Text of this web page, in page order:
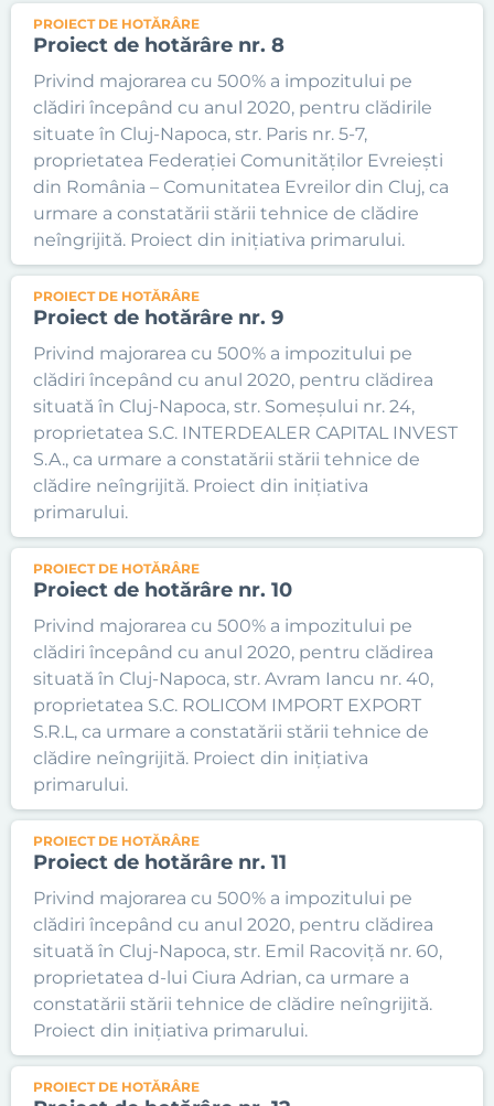
PROIECT DE HOTĂRÂRE
Proiect de hotărâre nr. 8
Privind majorarea cu 500% a impozitului pe
clădiri începând cu anul 2020, pentru clădirile
situate în Cluj-Napoca, str. Paris nr. 5-7,
proprietatea Federației Comunităților Evreiești
din România – Comunitatea Evreilor din Cluj, ca
urmare a constatării stării tehnice de clădire
neîngrijită. Proiect din inițiativa primarului.
PROIECT DE HOTĂRÂRE
Proiect de hotărâre nr. 9
Privind majorarea cu 500% a impozitului pe
clădiri începând cu anul 2020, pentru clădirea
situată în Cluj-Napoca, str. Someșului nr. 24,
proprietatea S.C. INTERDEALER CAPITAL INVEST
S.A., ca urmare a constatării stării tehnice de
clădire neîngrijită. Proiect din inițiativa
primarului.
PROIECT DE HOTĂRÂRE
Proiect de hotărâre nr. 10
Privind majorarea cu 500% a impozitului pe
clădiri începând cu anul 2020, pentru clădirea
situată în Cluj-Napoca, str. Avram Iancu nr. 40,
proprietatea S.C. ROLICOM IMPORT EXPORT
S.R.L, ca urmare a constatării stării tehnice de
clădire neîngrijită. Proiect din inițiativa
primarului.
PROIECT DE HOTĂRÂRE
Proiect de hotărâre nr. 11
Privind majorarea cu 500% a impozitului pe
clădiri începând cu anul 2020, pentru clădirea
situată în Cluj-Napoca, str. Emil Racoviță nr. 60,
proprietatea d-lui Ciura Adrian, ca urmare a
constatării stării tehnice de clădire neîngrijită.
Proiect din inițiativa primarului.
PROIECT DE HOTĂRÂRE